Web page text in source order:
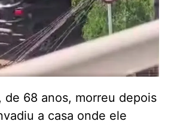
de 68 anos, morreu depois
a casa onde ele